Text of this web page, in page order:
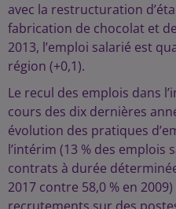
avec la restructuration
fabrication de chocolat et
2013, l’emploi salarié est
région (+0,1).
Le recul des emplois dans
cours des dix dernières
évolution des pratiques
l’intérim (13 % des emplois
contrats à durée
2017 contre 58,0 % en 2009)